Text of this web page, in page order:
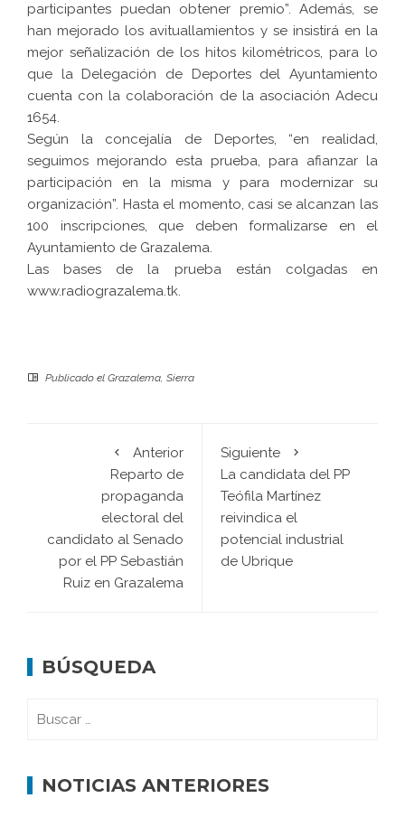
participantes puedan obtener premio”. Además, se
han mejorado los avituallamientos y se insistirá en la
mejor señalización de los hitos kilométricos, para lo
que la Delegación de Deportes del Ayuntamiento
cuenta con la colaboración de la asociación Adecu
1654.
Según la concejalía de Deportes, “en realidad,
seguimos mejorando esta prueba, para afianzar la
participación en la misma y para modernizar su
organización”. Hasta el momento, casi se alcanzan las
100 inscripciones, que deben formalizarse en el
Ayuntamiento de Grazalema.
Las bases de la prueba están colgadas en
www.radiograzalema.tk.
Publicado el Grazalema, Sierra
Anterior
Reparto de
propaganda
electoral del
candidato al Senado
por el PP Sebastián
Ruiz en Grazalema
Siguiente
La candidata del PP
Teófila Martínez
reivindica el
potencial industrial
de Ubrique
BÚSQUEDA
NOTICIAS ANTERIORES